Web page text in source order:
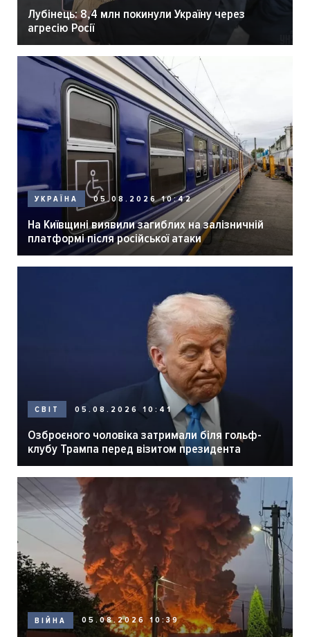
Лубінець: 8,4 млн покинули Україну через
агресію Росії
УКРАЇНА 05.08.2026 10:42
На Київщині виявили загиблих на залізничній
платформі після російської атаки
СВІТ 05.08.2026 10:41
Озброєного чоловіка затримали біля гольф-
клубу Трампа перед візитом президента
ВІЙНА 05.08.2026 10:39